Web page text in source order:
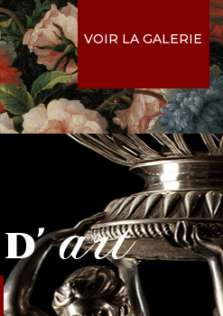
VOIR LA GALERIE
d' art